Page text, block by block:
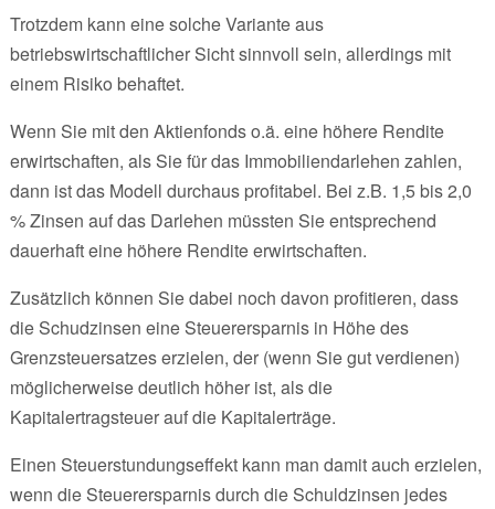
Trotzdem kann eine solche Variante aus
betriebswirtschaftlicher Sicht sinnvoll sein, allerdings mit
einem Risiko behaftet.
Wenn Sie mit den Aktienfonds o.ä. eine höhere Rendite
erwirtschaften, als Sie für das Immobiliendarlehen zahlen,
dann ist das Modell durchaus profitabel. Bei z.B. 1,5 bis 2,0
% Zinsen auf das Darlehen müssten Sie entsprechend
dauerhaft eine höhere Rendite erwirtschaften.
Zusätzlich können Sie dabei noch davon profitieren, dass
die Schudzinsen eine Steuerersparnis in Höhe des
Grenzsteuersatzes erzielen, der (wenn Sie gut verdienen)
möglicherweise deutlich höher ist, als die
Kapitalertragsteuer auf die Kapitalerträge.
Einen Steuerstundungseffekt kann man damit auch erzielen,
wenn die Steuerersparnis durch die Schuldzinsen jedes